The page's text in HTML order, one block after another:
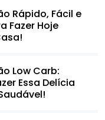
Rápido, Fácil e
Fazer Hoje
Low Carb:
Essa Delícia